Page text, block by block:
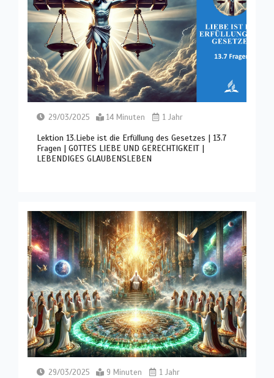
29/03/2025 14 Minuten 1 Jahr
Lektion 13.Liebe ist die Erfüllung des Gesetzes | 13.7
Fragen | GOTTES LIEBE UND GERECHTIGKEIT |
LEBENDIGES GLAUBENSLEBEN
29/03/2025 9 Minuten 1 Jahr